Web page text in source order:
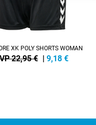
XK POLY SHORTS WOMAN
22,95 € | 9,18 €